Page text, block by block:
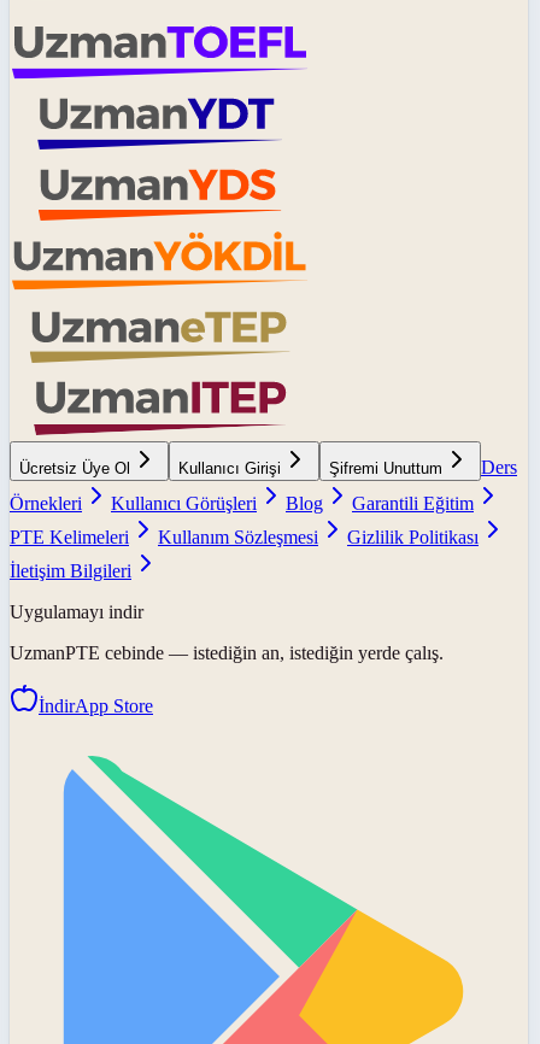
Ücretsiz Üye Ol Kullanıcı Girişi Şifremi Unuttum
Ders
Örnekleri
Kullanıcı Görüşleri Blog
Garantili Eğitim
PTE Kelimeleri
Kullanım Sözleşmesi
Gizlilik Politikası
İletişim Bilgileri
Uygulamayı indir
UzmanPTE cebinde — istediğin an, istediğin yerde çalış.
İndirApp Store